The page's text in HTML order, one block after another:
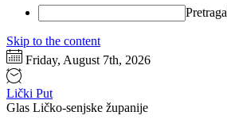
Pretraga
Skip to the content
Friday, August 7th, 2026
Lički Put
Glas Ličko-senjske županije